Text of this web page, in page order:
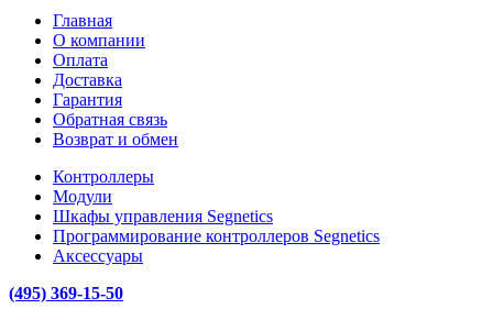
Главная
О компании
Оплата
Доставка
Гарантия
Обратная связь
Возврат и обмен
Контроллеры
Модули
Шкафы управления Segnetics
Программирование контроллеров Segnetics
Аксессуары
(495) 369-15-50